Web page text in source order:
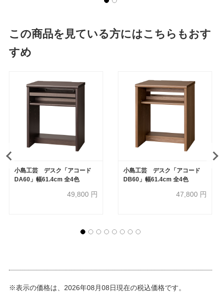
この商品を見ている方にはこちらもおす
すめ
小島工芸 デスク「アコード
DA60」幅61.4cm 全4色
49,800 円
小島工芸 デスク「アコード
DB60」幅61.4cm 全4色
47,800 円
※表示の価格は、2026年08月08日現在の税込価格です。